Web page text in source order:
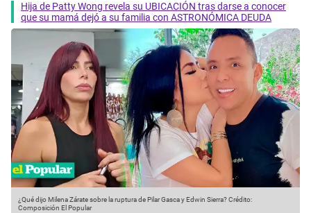
Hija de Patty Wong revela su UBICACIÓN tras darse a conocer
que su mamá dejó a su familia con ASTRONÓMICA DEUDA
¿Qué dijo Milena Zárate sobre la ruptura de Pilar Gasca y Edwin Sierra?Crédito:
Composición El Popular